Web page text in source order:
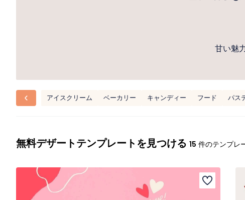
甘い魅
アイスクリーム ベーカリー キャンディー フード パス
無料デザートテンプレートを見つける 15 件のテンプレ